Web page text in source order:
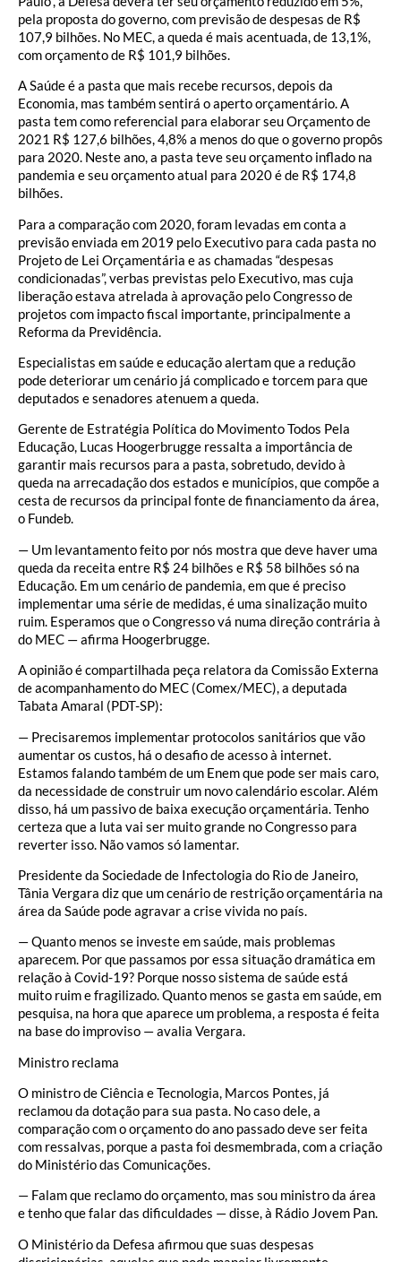
pela proposta do governo, com previsão de despesas de R$
107,9 bilhões. No MEC, a queda é mais acentuada, de 13,1%,
com orçamento de R$ 101,9 bilhões.
A Saúde é a pasta que mais recebe recursos, depois da
Economia, mas também sentirá o aperto orçamentário. A
pasta tem como referencial para elaborar seu Orçamento de
2021 R$ 127,6 bilhões, 4,8% a menos do que o governo propôs
para 2020. Neste ano, a pasta teve seu orçamento inflado na
pandemia e seu orçamento atual para 2020 é de R$ 174,8
bilhões.
Para a comparação com 2020, foram levadas em conta a
previsão enviada em 2019 pelo Executivo para cada pasta no
Projeto de Lei Orçamentária e as chamadas “despesas
condicionadas”, verbas previstas pelo Executivo, mas cuja
liberação estava atrelada à aprovação pelo Congresso de
projetos com impacto fiscal importante, principalmente a
Reforma da Previdência.
Especialistas em saúde e educação alertam que a redução
pode deteriorar um cenário já complicado e torcem para que
deputados e senadores atenuem a queda.
Gerente de Estratégia Política do Movimento Todos Pela
Educação, Lucas Hoogerbrugge ressalta a importância de
garantir mais recursos para a pasta, sobretudo, devido à
queda na arrecadação dos estados e municípios, que compõe a
cesta de recursos da principal fonte de financiamento da área,
o Fundeb.
— Um levantamento feito por nós mostra que deve haver uma
queda da receita entre R$ 24 bilhões e R$ 58 bilhões só na
Educação. Em um cenário de pandemia, em que é preciso
implementar uma série de medidas, é uma sinalização muito
ruim. Esperamos que o Congresso vá numa direção contrária à
do MEC — afirma Hoogerbrugge.
A opinião é compartilhada peça relatora da Comissão Externa
de acompanhamento do MEC (Comex/MEC), a deputada
Tabata Amaral (PDT-SP):
— Precisaremos implementar protocolos sanitários que vão
aumentar os custos, há o desafio de acesso à internet.
Estamos falando também de um Enem que pode ser mais caro,
da necessidade de construir um novo calendário escolar. Além
disso, há um passivo de baixa execução orçamentária. Tenho
certeza que a luta vai ser muito grande no Congresso para
reverter isso. Não vamos só lamentar.
Presidente da Sociedade de Infectologia do Rio de Janeiro,
Tânia Vergara diz que um cenário de restrição orçamentária na
área da Saúde pode agravar a crise vivida no país.
— Quanto menos se investe em saúde, mais problemas
aparecem. Por que passamos por essa situação dramática em
relação à Covid-19? Porque nosso sistema de saúde está
muito ruim e fragilizado. Quanto menos se gasta em saúde, em
pesquisa, na hora que aparece um problema, a resposta é feita
na base do improviso — avalia Vergara.
Ministro reclama
O ministro de Ciência e Tecnologia, Marcos Pontes, já
reclamou da dotação para sua pasta. No caso dele, a
comparação com o orçamento do ano passado deve ser feita
com ressalvas, porque a pasta foi desmembrada, com a criação
do Ministério das Comunicações.
— Falam que reclamo do orçamento, mas sou ministro da área
e tenho que falar das dificuldades — disse, à Rádio Jovem Pan.
O Ministério da Defesa afirmou que suas despesas